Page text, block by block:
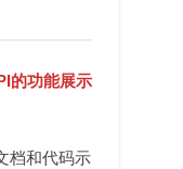
的功能展示
档和代码示